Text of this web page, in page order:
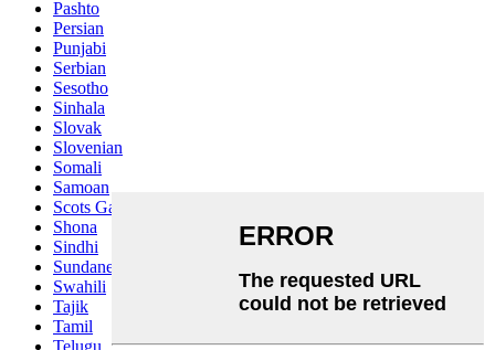
Pashto
Persian
Punjabi
Serbian
Sesotho
Sinhala
Slovak
Slovenian
Somali
Samoan
Scots Gaelic
Shona
Sindhi
Sundanese
Swahili
Tajik
Tamil
Telugu